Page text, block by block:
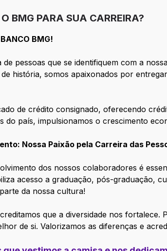
BMG PARA SUA CARREIRA?
BMG!
de pessoas que se identifiquem com a
história, somos apaixonados por
de crédito consignado, oferecendo
do país, impulsionamos o crescimento
Nossa Paixão pela Carreira das
dos nossos colaboradores é
acesso a graduação, pós-graduação,
da nossa cultura!
que a diversidade nos
de si. Valorizamos as diferenças e